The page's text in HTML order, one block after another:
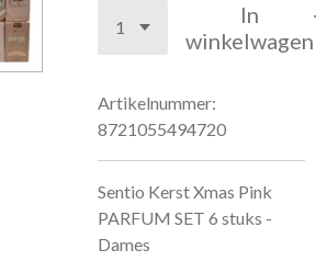
In
winkelwagen
Artikelnummer:
8721055494720
Sentio Kerst Xmas Pink
PARFUM SET 6 stuks -
Dames